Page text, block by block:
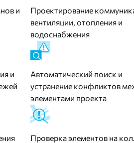
и
Проектирование
вентиляции, отопления и
водоснабжения
и
Автоматический поиск и
устранение конфликтов
элементами проекта
Проверка элементов на